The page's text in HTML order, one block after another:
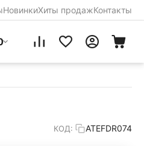
НовинкиХиты продажКонтакты
КОД: ATEFDR074